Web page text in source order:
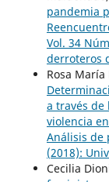
pandemia
Vol. 34
derroteros
Rosa
a través
violencia
Análisis de
(2018):
Cecilia